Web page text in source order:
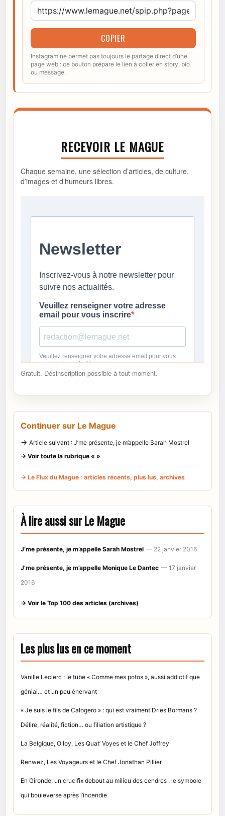
COPIER
Instagram ne permet pas toujours le partage direct d’une
page web : ce bouton prépare le lien à coller en story, bio
ou message.
RECEVOIR LE MAGUE
Chaque semaine, une sélection d’articles, de culture,
d’images et d’humeurs libres.
Gratuit. Désinscription possible à tout moment.
Continuer sur Le Mague
→ Article suivant : J’me présente, je m’appelle Sarah Mostrel
→ Voir toute la rubrique « »
→ Le Flux du Mague : articles récents, plus lus, archives
À lire aussi sur Le Mague
J’me présente, je m’appelle Sarah Mostrel — 22 janvier 2016
J’me présente, je m’appelle Monique Le Dantec — 17 janvier
2016
→ Voir le Top 100 des articles (archives)
Les plus lus en ce moment
Vanille Leclerc : le tube « Comme mes potos », aussi addictif que
génial… et un peu énervant
« Je suis le fils de Calogero » : qui est vraiment Dries Bormans ?
Délire, réalité, fiction… ou filiation artistique ?
La Belgique, Olloy, Les Quat’ Voyes et le Chef Joffrey
Renwez, Les Voyageurs et le Chef Jonathan Pillier
En Gironde, un crucifix debout au milieu des cendres : le symbole
qui bouleverse après l’incendie